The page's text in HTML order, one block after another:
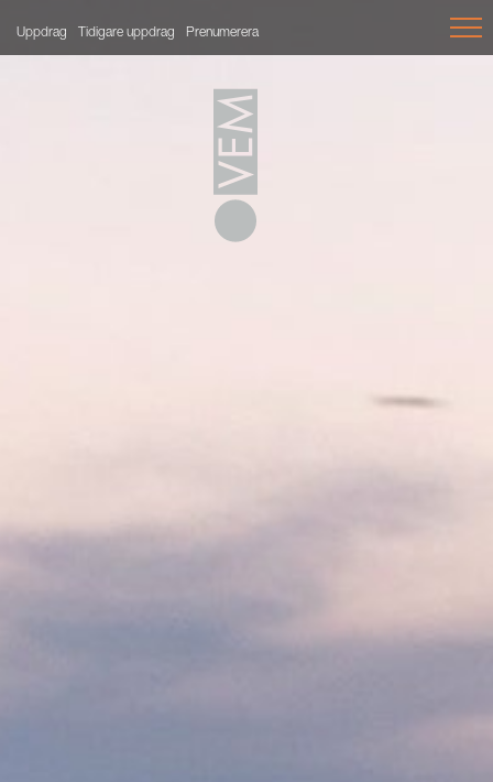
Uppdrag Tidigare uppdrag Prenumerera